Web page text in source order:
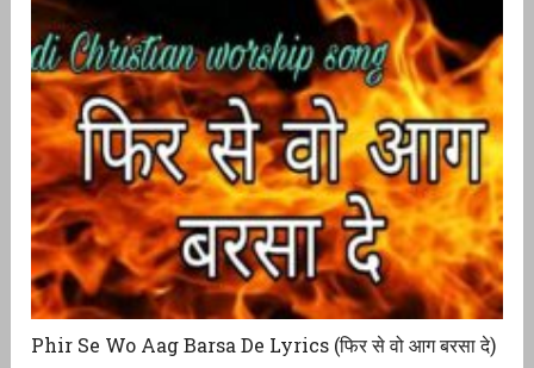
Phir Se Wo Aag Barsa De Lyrics (फिर से वो आग बरसा दे)